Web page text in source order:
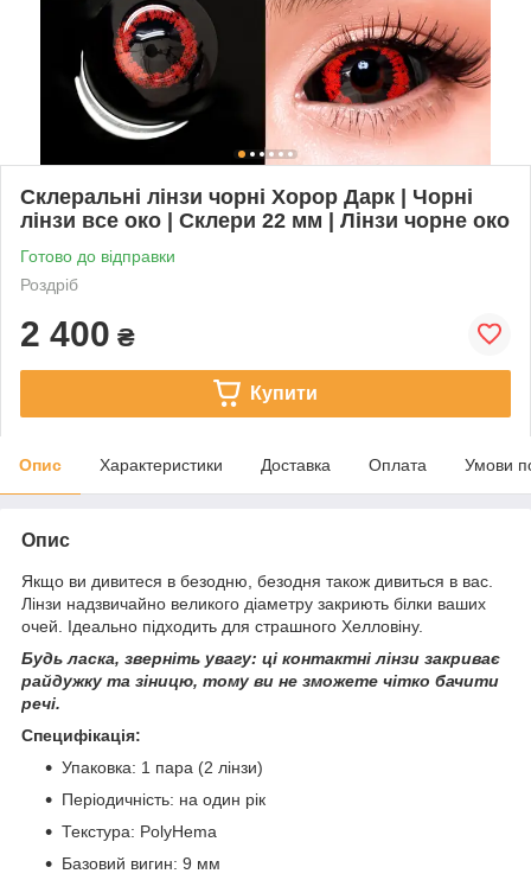
Склеральні лінзи чорні Хорор Дарк | Чорні
лінзи все око | Склери 22 мм | Лінзи чорне око
Готово до відправки
Роздріб
2 400 ₴
Купити
Опис Характеристики Доставка Оплата Умови
Опис
Якщо ви дивитеся в безодню, безодня також дивиться в вас.
Лінзи надзвичайно великого діаметру закриють білки ваших
очей. Ідеально підходить для страшного Хелловіну.
Будь ласка, зверніть увагу: ці контактні лінзи закриває
райдужку та зіницю, тому ви не зможете чітко бачити
речі.
Специфікація:
Упаковка: 1 пара (2 лінзи)
Періодичність: на один рік
Текстура: PolyHema
Базовий вигин: 9 мм